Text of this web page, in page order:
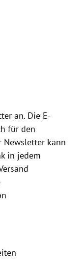
an. Die E-
für den
Newsletter kann
in jedem